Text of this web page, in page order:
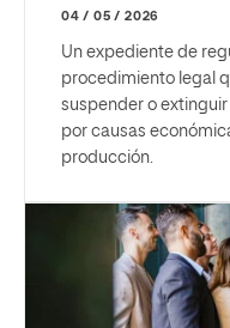
04 / 05 / 2026
Un expediente de
procedimiento legal
suspender o
por causas
producción.